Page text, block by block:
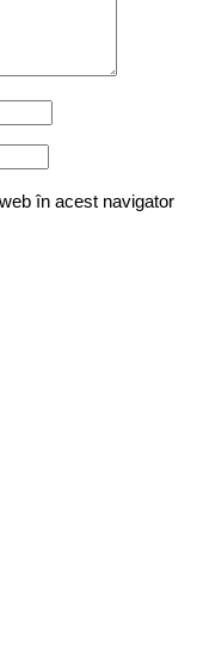
în acest navigator